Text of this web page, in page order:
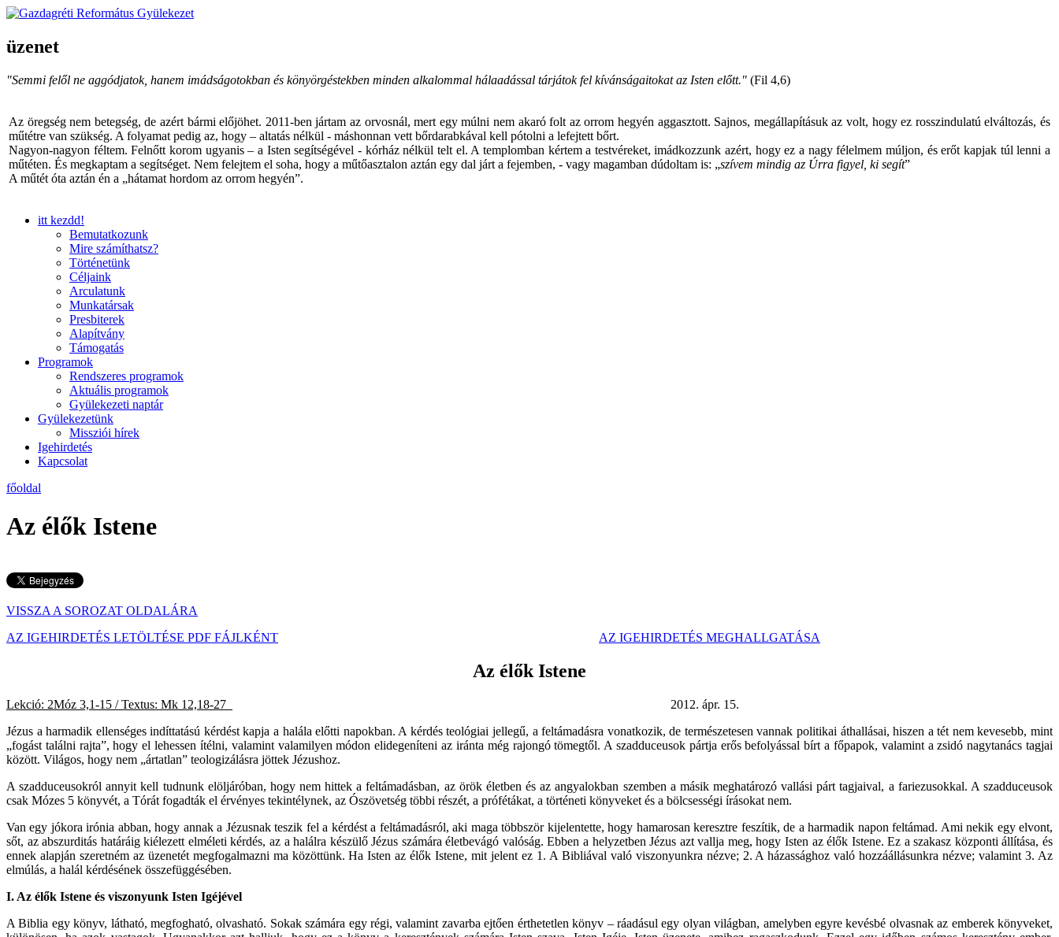
üzenet
"Semmi felől ne aggódjatok, hanem imádságotokban és könyörgéstekben minden alkalommal hálaadással tárjátok fel kívánságaitokat az Isten előtt." (Fil 4,6)
Az öregség nem betegség, de azért bármi előjöhet. 2011-ben jártam az orvosnál, mert egy múlni nem akaró folt az orrom hegyén aggasztott. Sajnos, megállapításuk az volt, hogy ez rosszindulatú elváltozás, és
műtétre van szükség. A folyamat pedig az, hogy – altatás nélkül - máshonnan vett bőrdarabkával kell pótolni a lefejtett bőrt.
Nagyon-nagyon féltem. Felnőtt korom ugyanis – a Isten segítségével - kórház nélkül telt el. A templomban kértem a testvéreket, imádkozzunk azért, hogy ez a nagy félelmem múljon, és erőt kapjak túl lenni a
műtéten. És megkaptam a segítséget. Nem felejtem el soha, hogy a műtőasztalon aztán egy dal járt a fejemben, - vagy magamban dúdoltam is: „szívem mindig az Úrra figyel, ki segít”
A műtét óta aztán én a „hátamat hordom az orrom hegyén”.
itt kezdd!
Bemutatkozunk
Mire számíthatsz?
Történetünk
Céljaink
Arculatunk
Munkatársak
Presbiterek
Alapítvány
Támogatás
Programok
Rendszeres programok
Aktuális programok
Gyülekezeti naptár
Gyülekezetünk
Missziói hírek
Igehirdetés
Kapcsolat
főoldal
Az élők Istene
VISSZA A SOROZAT OLDALÁRA
AZ IGEHIRDETÉS LETÖLTÉSE PDF FÁJLKÉNT
AZ IGEHIRDETÉS MEGHALLGATÁSA
Az élők Istene
Lekció: 2Móz 3,1-15 / Textus: Mk 12,18-27
2012. ápr. 15.
Jézus a harmadik ellenséges indíttatású kérdést kapja a halála előtti napokban. A kérdés teológiai jellegű, a feltámadásra vonatkozik, de természetesen vannak politikai áthallásai, hiszen a tét nem kevesebb, mint
„fogást találni rajta”, hogy el lehessen ítélni, valamint valamilyen módon elidegeníteni az iránta még rajongó tömegtől. A szadduceusok pártja erős befolyással bírt a főpapok, valamint a zsidó nagytanács tagjai
között. Világos, hogy nem „ártatlan” teologizálásra jöttek Jézushoz.
A szadduceusokról annyit kell tudnunk elöljáróban, hogy nem hittek a feltámadásban, az örök életben és az angyalokban szemben a másik meghatározó vallási párt tagjaival, a fariezusokkal. A szadduceusok
csak Mózes 5 könyvét, a Tórát fogadták el érvényes tekintélynek, az Ószövetség többi részét, a prófétákat, a történeti könyveket és a bölcsességi írásokat nem.
Van egy jókora irónia abban, hogy annak a Jézusnak teszik fel a kérdést a feltámadásról, aki maga többször kijelentette, hogy hamarosan keresztre feszítik, de a harmadik napon feltámad. Ami nekik egy elvont,
sőt, az abszurditás határáig kiélezett elméleti kérdés, az a halálra készülő Jézus számára életbevágó valóság. Ebben a helyzetben Jézus azt vallja meg, hogy Isten az élők Istene. Ez a szakasz központi állítása, és
ennek alapján szeretném az üzenetét megfogalmazni ma közöttünk. Ha Isten az élők Istene, mit jelent ez 1. A Bibliával való viszonyunkra nézve; 2. A házassághoz való hozzáállásunkra nézve; valamint 3. Az
elmúlás, a halál kérdésének összefüggésében.
I. Az élők Istene és viszonyunk Isten Igéjével
A Biblia egy könyv, látható, megfogható, olvasható. Sokak számára egy régi, valamint zavarba ejtően érthetetlen könyv – ráadásul egy olyan világban, amelyben egyre kevésbé olvasnak az emberek könyveket,